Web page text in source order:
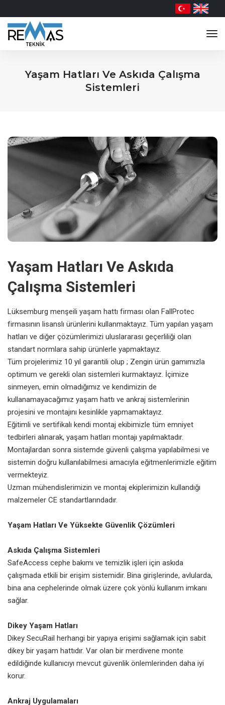
Yaşam Hatları Ve Askıda Çalışma
Sistemleri
Yaşam Hatları Ve Askıda
Çalışma Sistemleri
Lüksemburg menşeili yaşam hattı firması olan FallProtec
firmasının lisanslı ürünlerini kullanmaktayız. Tüm yapılan yaşam
hatları ve diğer çözümlerimizi uluslararası geçerliliği olan
standart normlara sahip ürünlerle yapmaktayız.
Tüm projelerimiz 10 yıl garantili olup ; Zengin ürün gamımızla
optimum ve gerekli olan sistemleri kurmaktayız. İçimize
sinmeyen, emin olmadığımız ve kendimizin de
kullanamayacağımız yaşam hattı ve ankraj sistemlerinin
projesini ve montajını kesinlikle yapmamaktayız.
Eğitimli ve sertifikalı kendi montaj ekibimizle tüm emniyet
tedbirleri alınarak, yaşam hatları montajı yapılmaktadır.
Montajlardan sonra sistemde güvenli çalışma yapılabilmesi ve
sistemin doğru kullanılabilmesi amacıyla eğitmenlerimizle eğitim
vermekteyiz.
Uzman mühendislerimizin ve montaj ekiplerimizin kullandığı
malzemeler CE standartlarındadır.
Yaşam Hatları Ve Yüksekte Güvenlik Çözümleri
Askıda Çalışma Sistemleri
SafeAccess cephe bakımı ve temizlik işleri için askıda
çalışmada etkili bir erişim sistemidir. Bina girişlerinde, avlularda,
bina ana cephelerinde olmak üzere çok yönlü kullanım imkanı
sağlar.
Dikey Yaşam Hatları
Dikey SecuRail herhangi bir yapıya erişimi sağlamak için sabit
dikey bir yaşam hattıdır. Var olan bir merdivene monte
edildiğinde kullanıcıyı mevcut güvenlik önlemlerinden daha iyi
korur.
Ankraj Uygulamaları